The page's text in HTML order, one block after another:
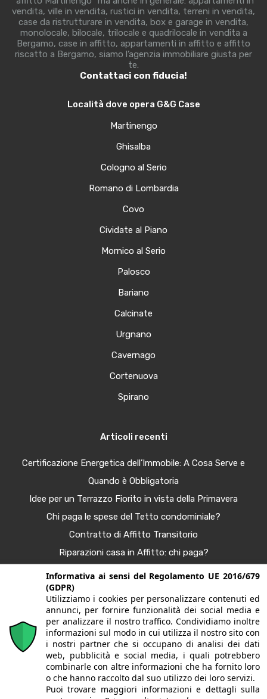
vendita, ville in vendita, rustici in vendita, terreni in vendita,
case da ristrutturare in vendita, box e garage in vendita,
monolocale, bilocale, trilocale e quadrilocale in vendita a
Bergamo, case in affitto, appartamenti in affitto e affitto
riscatto a Bergamo, siamo l’agenzia immobiliare giusta per
te.
Contattaci con fiducia!
Località dove opera G&G Case
Martinengo
Ghisalba
Cologno al Serio
Romano di Lombardia
Covo
Cividate al Piano
Mornico al Serio
Palosco
Bariano
Calcinate
Urgnano
Cavernago
Cortenuova
Spirano
Articoli recenti
Certificazione Energetica dell’Immobile: A Cosa Serve e
Quando è Obbligatoria
Idee per un Terrazzo Fiorito in vista della Primavera
Chi paga le spese del Tetto condominiale?
Contratto di Affitto Transitorio
Riparazioni casa in Affitto: chi paga?
Procura Immobiliare – Guida completa
Tendenze Arredo e Nuance per la Casa Autunno 2025
Bonus Casa al 50%: Agevolazioni in Scadenza
© 2020. Tutti i diritti riservati. G&G case | Largo fratelli
Sporchia, 3 - 24057 Martinengo (BG) | P.Iva/CF
03628150165 | Iscritta alla CCIAA di Bergamo REA BG-
Informativa ai sensi del Regolamento UE 2016/679
(GDPR)
Utilizziamo i cookies per personalizzare contenuti ed
annunci, per fornire funzionalità dei social media e
per analizzare il nostro traffico. Condividiamo inoltre
informazioni sul modo in cui utilizza il nostro sito con
i nostri partner che si occupano di analisi dei dati
web, pubblicità e social media, i quali potrebbero
combinarle con altre informazioni che ha fornito loro
o che hanno raccolto dal suo utilizzo dei loro servizi.
Puoi trovare maggiori informazioni e dettagli sulla